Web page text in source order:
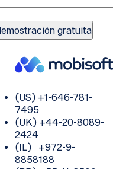
(US) +1-646-781-
7495
(UK) +44-20-8089-
2424
(IL) +972-9-
8858188